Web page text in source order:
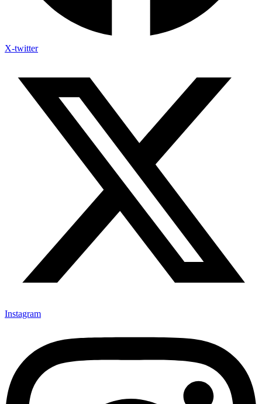
X-twitter
Instagram